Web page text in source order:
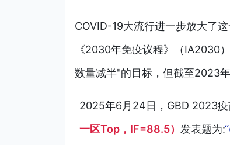
COVID-19大流行进一步放大了
《2030年免疫议程》（IA2030
数量减半"的目标，但截至2023
2025年6月24日，GBD 2023疫
一区Top，IF=88.5） 发表题为:“